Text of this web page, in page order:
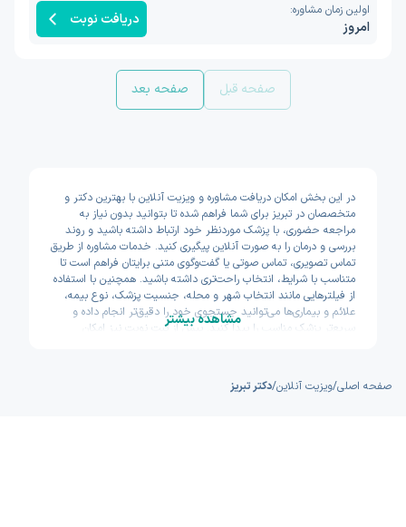
اولین زمان مشاوره:
امروز دریافت نوبت
صفحه قبل صفحه بعد
در این بخش امکان دریافت مشاوره و ویزیت آنلاین با بهترین دکتر و
متخصصان در تبریز برای شما فراهم شده تا بتوانید بدون نیاز به
مراجعه حضوری، با پزشک موردنظر خود ارتباط داشته باشید و روند
بررسی و درمان را به صورت آنلاین پیگیری کنید. خدمات مشاوره از طریق
تماس تصویری، تماس صوتی یا گفت‌وگوی متنی برایتان فراهم است تا
متناسب با شرایط، انتخاب راحت‌تری داشته باشید. همچنین با استفاده
از فیلترهایی مانند انتخاب شهر و محله، جنسیت پزشک، نوع بیمه،
علائم و بیماری‌ها می‌توانید جستجوی خود را دقیق‌تر انجام داده و
سریع‌تر پزشک مناسب را پیدا کنید. پیش از ثبت نوبت نیز امکان
خدمات پزشکی آنلاین را سریع و ساده طراحی کند.
مشاهده بیشتر
صفحه اصلی/ویزیت آنلاین/دکتر تبریز